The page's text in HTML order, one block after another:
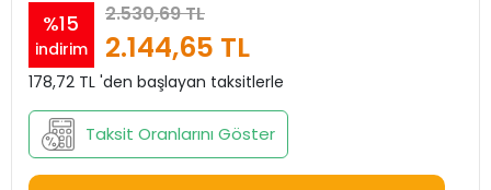
%15
indirim
2.530,69 TL
2.144,65 TL
178,72 TL 'den başlayan taksitlerle
Taksit Oranlarını Göster